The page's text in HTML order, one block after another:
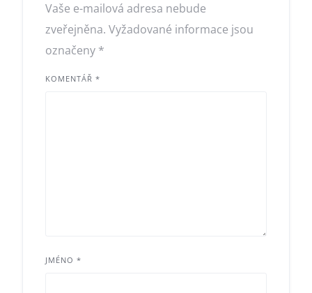
Vaše e-mailová adresa nebude
zveřejněna. Vyžadované informace jsou
označeny *
KOMENTÁŘ *
JMÉNO *